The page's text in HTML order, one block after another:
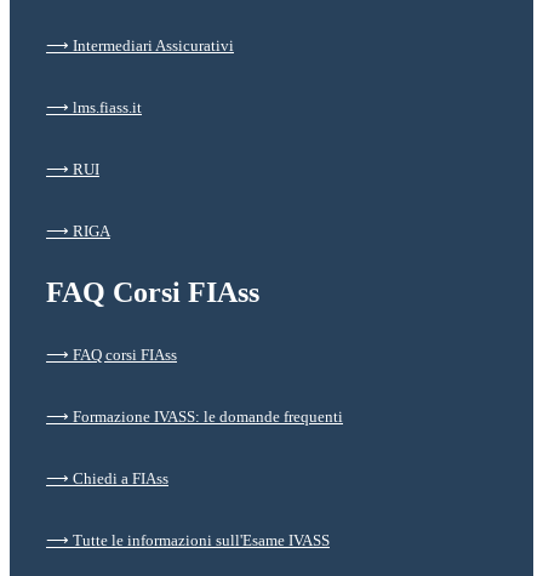
⟶ Intermediari Assicurativi
⟶ lms.fiass.it
⟶ RUI
⟶ RIGA
FAQ Corsi FIAss
⟶ FAQ corsi FIAss
⟶ Formazione IVASS: le domande frequenti
⟶ Chiedi a FIAss
⟶ Tutte le informazioni sull'Esame IVASS